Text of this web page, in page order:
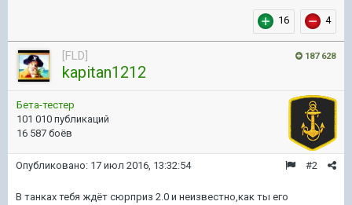
16 4
187 628
[FLD]
kapitan1212
Бета-тестер
101 010 публикаций
16 587 боёв
#2
Опубликовано: 17 июл 2016, 13:32:54
В танках тебя ждёт сюрприз 2.0 и неизвестно,как ты его